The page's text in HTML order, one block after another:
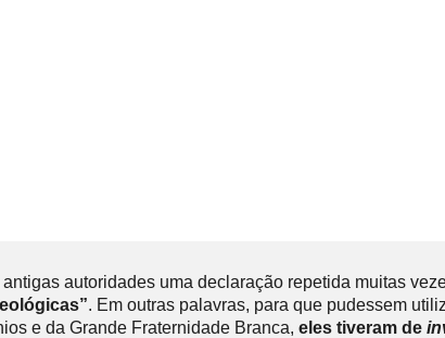
autoridades uma declaração repetida muitas
. Em outras palavras, para que pudessem
e da Grande Fraternidade Branca, eles tiveram de